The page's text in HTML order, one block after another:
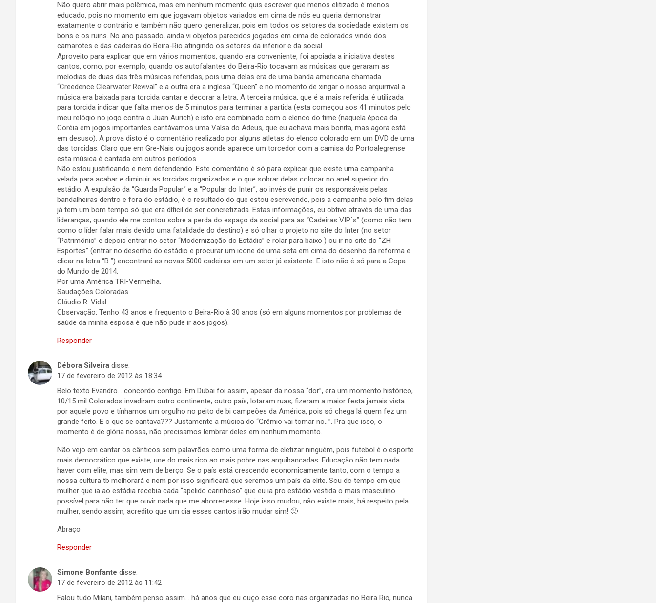
Não quero abrir mais polêmica, mas em nenhum momento quis escrever que menos elitizado é menos
educado, pois no momento em que jogavam objetos variados em cima de nós eu queria demonstrar
exatamente o contrário e também não quero generalizar, pois em todos os setores da sociedade existem os
bons e os ruins. No ano passado, ainda vi objetos parecidos jogados em cima de colorados vindo dos
camarotes e das cadeiras do Beira-Rio atingindo os setores da inferior e da social.
Aproveito para explicar que em vários momentos, quando era conveniente, foi apoiada a iniciativa destes
cantos, como, por exemplo, quando os autofalantes do Beira-Rio tocavam as músicas que geraram as
melodias de duas das três músicas referidas, pois uma delas era de uma banda americana chamada
“Creedence Clearwater Revival” e a outra era a inglesa “Queen” e no momento de xingar o nosso arquirrival a
música era baixada para torcida cantar e decorar a letra. A terceira música, que é a mais referida, é utilizada
para torcida indicar que falta menos de 5 minutos para terminar a partida (esta começou aos 41 minutos pelo
meu relógio no jogo contra o Juan Aurich) e isto era combinado com o elenco do time (naquela época da
Coréia em jogos importantes cantávamos uma Valsa do Adeus, que eu achava mais bonita, mas agora está
em desuso). A prova disto é o comentário realizado por alguns atletas do elenco colorado em um DVD de uma
das torcidas. Claro que em Gre-Nais ou jogos aonde aparece um torcedor com a camisa do Portoalegrense
esta música é cantada em outros períodos.
Não estou justificando e nem defendendo. Este comentário é só para explicar que existe uma campanha
velada para acabar e diminuir as torcidas organizadas e o que sobrar delas colocar no anel superior do
estádio. A expulsão da “Guarda Popular” e a “Popular do Inter”, ao invés de punir os responsáveis pelas
bandalheiras dentro e fora do estádio, é o resultado do que estou escrevendo, pois a campanha pelo fim delas
já tem um bom tempo só que era díficil de ser concretizada. Estas informações, eu obtive através de uma das
lideranças, quando ele me contou sobre a perda do espaço da social para as “Cadeiras VIP´s” (como não tem
como o líder falar mais devido uma fatalidade do destino) e só olhar o projeto no site do Inter (no setor
“Patrimônio” e depois entrar no setor “Modernização do Estádio” e rolar para baixo ) ou ir no site do “ZH
Esportes” (entrar no desenho do estádio e procurar um icone de uma seta em cima do desenho da reforma e
clicar na letra “B ”) encontrará as novas 5000 cadeiras em um setor já existente. E isto não é só para a Copa
do Mundo de 2014.
Por uma América TRI-Vermelha.
Saudações Coloradas.
Cláudio R. Vidal
Observação: Tenho 43 anos e frequento o Beira-Rio à 30 anos (só em alguns momentos por problemas de
saúde da minha esposa é que não pude ir aos jogos).
Responder
Débora Silveira disse:
17 de fevereiro de 2012 às 18:34
Belo texto Evandro… concordo contigo. Em Dubai foi assim, apesar da nossa “dor”, era um momento histórico,
10/15 mil Colorados invadiram outro continente, outro país, lotaram ruas, fizeram a maior festa jamais vista
por aquele povo e tínhamos um orgulho no peito de bi campeões da América, pois só chega lá quem fez um
grande feito. E o que se cantava??? Justamente a música do “Grêmio vai tomar no…”. Pra que isso, o
momento é de glória nossa, não precisamos lembrar deles em nenhum momento.
Não vejo em cantar os cânticos sem palavrões como uma forma de eletizar ninguém, pois futebol é o esporte
mais democrático que existe, une do mais rico ao mais pobre nas arquibancadas. Educação não tem nada
haver com elite, mas sim vem de berço. Se o país está crescendo economicamente tanto, com o tempo a
nossa cultura tb melhorará e nem por isso significará que seremos um país da elite. Sou do tempo em que
mulher que ia ao estádia recebia cada “apelido carinhoso” que eu ia pro estádio vestida o mais masculino
possível para não ter que ouvir nada que me aborrecesse. Hoje isso mudou, não existe mais, há respeito pela
mulher, sendo assim, acredito que um dia esses cantos irão mudar sim! 🙂
Abraço
Responder
Simone Bonfante disse:
17 de fevereiro de 2012 às 11:42
Falou tudo Milani, também penso assim… há anos que eu ouço esse coro nas organizadas no Beira Rio, nunca